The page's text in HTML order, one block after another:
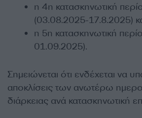
η 4η κατασκηνωτική
(03.08.2025-17.8.2025)
η 5η κατασκηνωτική
01.09.2025).
Σημειώνεται ότι ενδέχεται να
αποκλίσεις των ανωτέρω
διάρκειας ανά κατασκηνωτική